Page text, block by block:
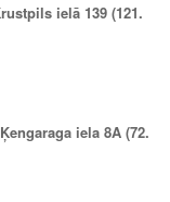
ielā 139 (121.
iela 8A (72.